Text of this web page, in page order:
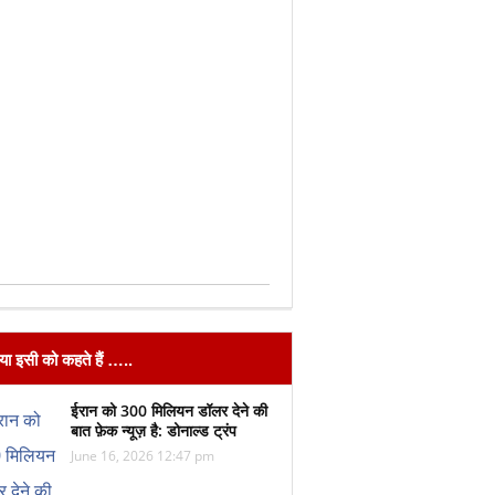
इसी को कहते हैं …..
ईरान को 300 मिलियन डॉलर देने की
बात फ़ेक न्यूज़ है: डोनाल्ड ट्रंप
June 16, 2026 12:47 pm